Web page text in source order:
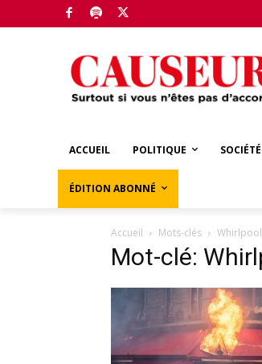
ACCUEIL POLITIQUE SOCIÉTÉ
ÉDITION ABONNÉ
Accueil Mots-clés Whirlpool
Mot-clé: